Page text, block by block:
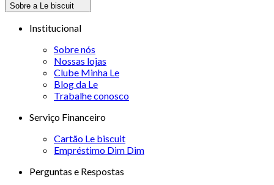
Sobre a Le biscuit
Institucional
Sobre nós
Nossas lojas
Clube Minha Le
Blog da Le
Trabalhe conosco
Serviço Financeiro
Cartão Le biscuit
Empréstimo Dim Dim
Perguntas e Respostas